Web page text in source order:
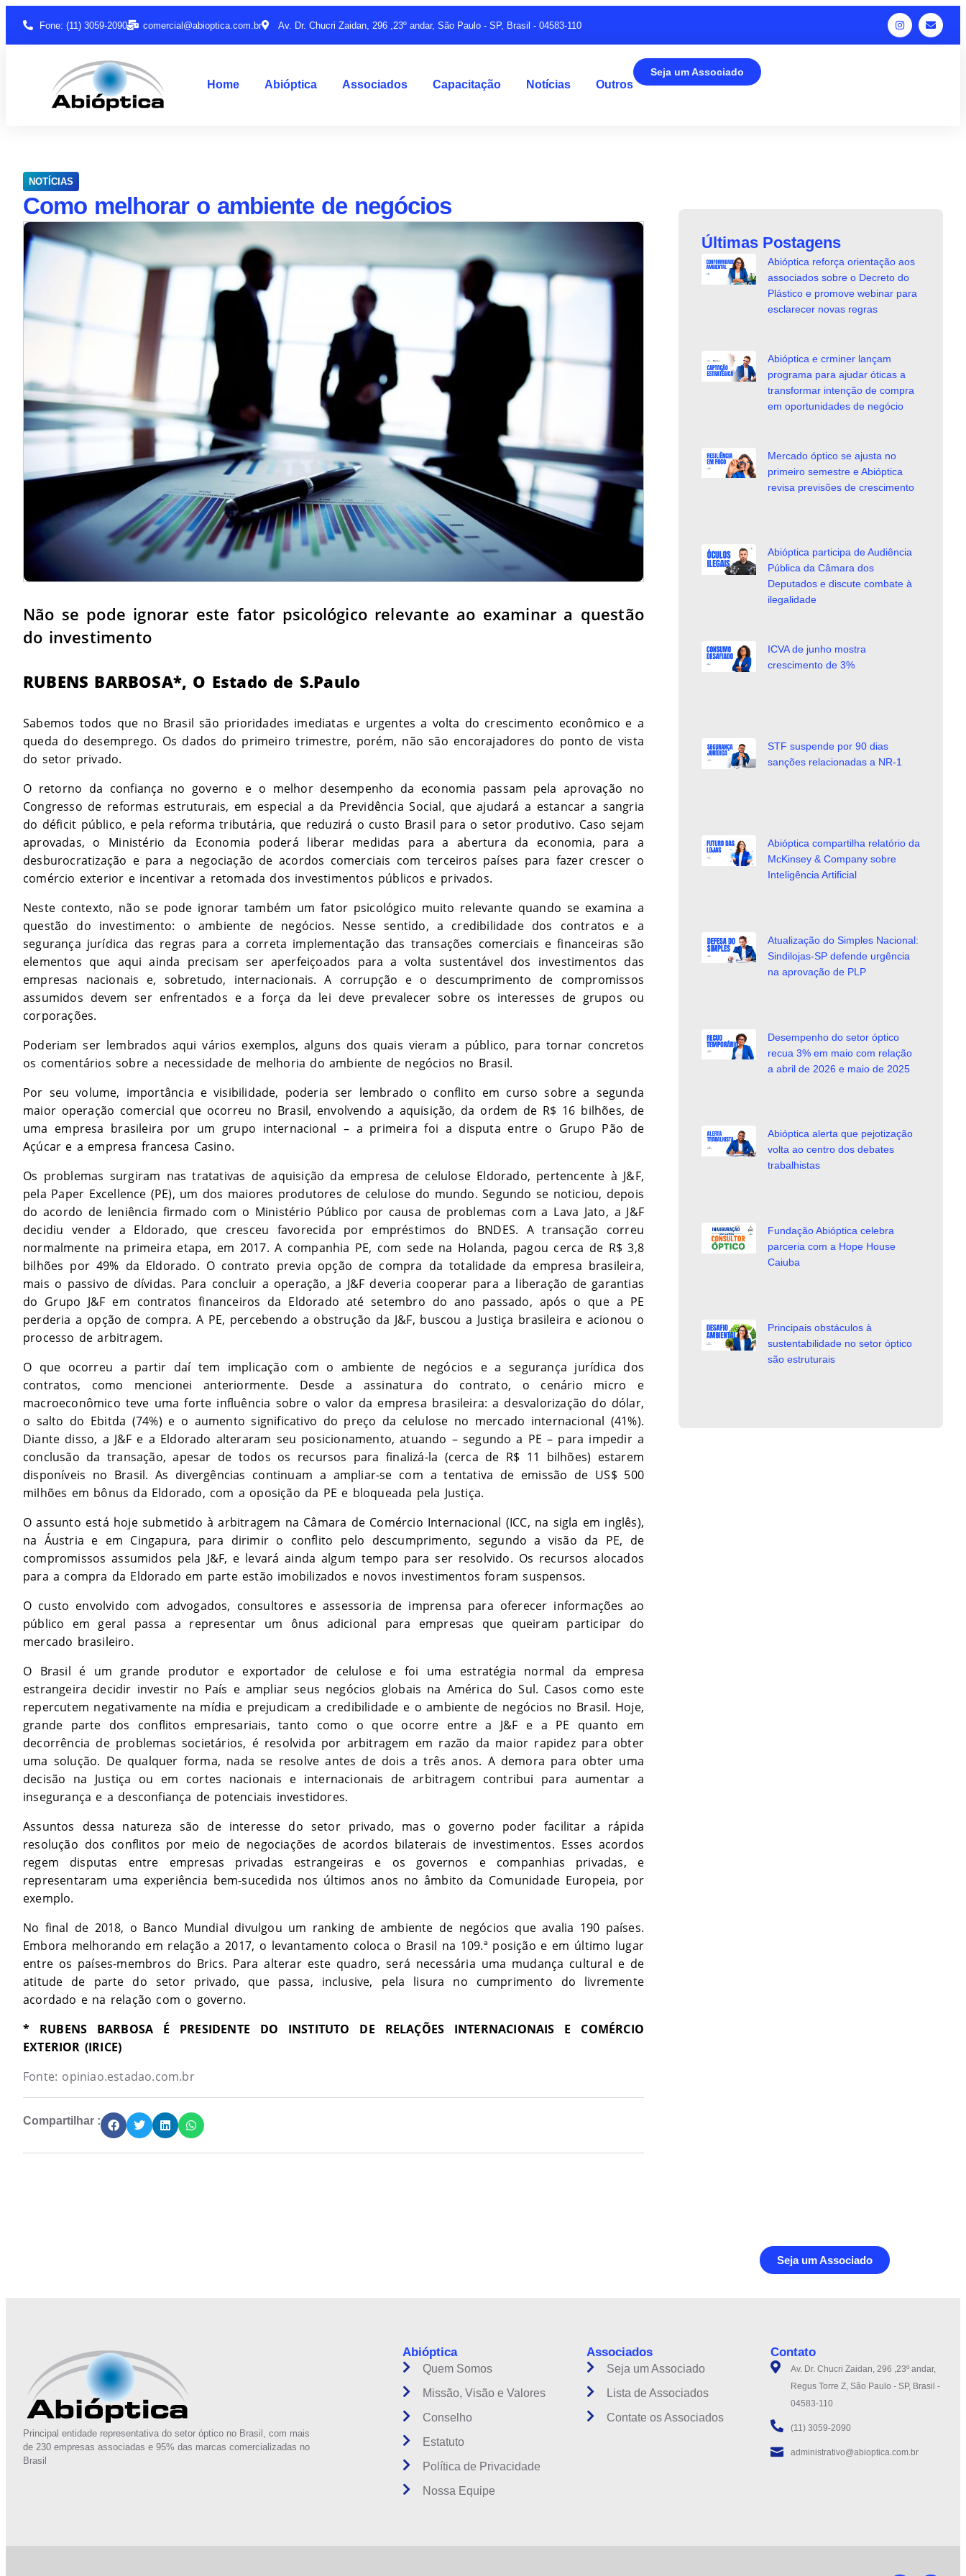
Fone: (11) 3059-2090 comercial@abioptica.com.br Av. Dr. Chucri Zaidan, 296 ,23º andar, São Paulo - SP, Brasil - 04583-110
Home Abióptica Associados Capacitação Notícias Outros
Seja um Associado
NOTÍCIAS
Como melhorar o ambiente de negócios
Não se pode ignorar este fator psicológico relevante ao examinar a questão
do investimento
RUBENS BARBOSA*, O Estado de S.Paulo
Sabemos todos que no Brasil são prioridades imediatas e urgentes a volta do crescimento econômico e a
queda do desemprego. Os dados do primeiro trimestre, porém, não são encorajadores do ponto de vista
do setor privado.
O retorno da confiança no governo e o melhor desempenho da economia passam pela aprovação no
Congresso de reformas estruturais, em especial a da Previdência Social, que ajudará a estancar a sangria
do déficit público, e pela reforma tributária, que reduzirá o custo Brasil para o setor produtivo. Caso sejam
aprovadas, o Ministério da Economia poderá liberar medidas para a abertura da economia, para a
desburocratização e para a negociação de acordos comerciais com terceiros países para fazer crescer o
comércio exterior e incentivar a retomada dos investimentos públicos e privados.
Neste contexto, não se pode ignorar também um fator psicológico muito relevante quando se examina a
questão do investimento: o ambiente de negócios. Nesse sentido, a credibilidade dos contratos e a
segurança jurídica das regras para a correta implementação das transações comerciais e financeiras são
elementos que aqui ainda precisam ser aperfeiçoados para a volta sustentável dos investimentos das
empresas nacionais e, sobretudo, internacionais. A corrupção e o descumprimento de compromissos
assumidos devem ser enfrentados e a força da lei deve prevalecer sobre os interesses de grupos ou
corporações.
Poderiam ser lembrados aqui vários exemplos, alguns dos quais vieram a público, para tornar concretos
os comentários sobre a necessidade de melhoria do ambiente de negócios no Brasil.
Por seu volume, importância e visibilidade, poderia ser lembrado o conflito em curso sobre a segunda
maior operação comercial que ocorreu no Brasil, envolvendo a aquisição, da ordem de R$ 16 bilhões, de
uma empresa brasileira por um grupo internacional – a primeira foi a disputa entre o Grupo Pão de
Açúcar e a empresa francesa Casino.
Os problemas surgiram nas tratativas de aquisição da empresa de celulose Eldorado, pertencente à J&F,
pela Paper Excellence (PE), um dos maiores produtores de celulose do mundo. Segundo se noticiou, depois
do acordo de leniência firmado com o Ministério Público por causa de problemas com a Lava Jato, a J&F
decidiu vender a Eldorado, que cresceu favorecida por empréstimos do BNDES. A transação correu
normalmente na primeira etapa, em 2017. A companhia PE, com sede na Holanda, pagou cerca de R$ 3,8
bilhões por 49% da Eldorado. O contrato previa opção de compra da totalidade da empresa brasileira,
mais o passivo de dívidas. Para concluir a operação, a J&F deveria cooperar para a liberação de garantias
do Grupo J&F em contratos financeiros da Eldorado até setembro do ano passado, após o que a PE
perderia a opção de compra. A PE, percebendo a obstrução da J&F, buscou a Justiça brasileira e acionou o
processo de arbitragem.
O que ocorreu a partir daí tem implicação com o ambiente de negócios e a segurança jurídica dos
contratos, como mencionei anteriormente. Desde a assinatura do contrato, o cenário micro e
macroeconômico teve uma forte influência sobre o valor da empresa brasileira: a desvalorização do dólar,
o salto do Ebitda (74%) e o aumento significativo do preço da celulose no mercado internacional (41%).
Diante disso, a J&F e a Eldorado alteraram seu posicionamento, atuando – segundo a PE – para impedir a
conclusão da transação, apesar de todos os recursos para finalizá-la (cerca de R$ 11 bilhões) estarem
disponíveis no Brasil. As divergências continuam a ampliar-se com a tentativa de emissão de US$ 500
milhões em bônus da Eldorado, com a oposição da PE e bloqueada pela Justiça.
O assunto está hoje submetido à arbitragem na Câmara de Comércio Internacional (ICC, na sigla em inglês),
na Áustria e em Cingapura, para dirimir o conflito pelo descumprimento, segundo a visão da PE, de
compromissos assumidos pela J&F, e levará ainda algum tempo para ser resolvido. Os recursos alocados
para a compra da Eldorado em parte estão imobilizados e novos investimentos foram suspensos.
O custo envolvido com advogados, consultores e assessoria de imprensa para oferecer informações ao
público em geral passa a representar um ônus adicional para empresas que queiram participar do
mercado brasileiro.
O Brasil é um grande produtor e exportador de celulose e foi uma estratégia normal da empresa
estrangeira decidir investir no País e ampliar seus negócios globais na América do Sul. Casos como este
repercutem negativamente na mídia e prejudicam a credibilidade e o ambiente de negócios no Brasil. Hoje,
grande parte dos conflitos empresariais, tanto como o que ocorre entre a J&F e a PE quanto em
decorrência de problemas societários, é resolvida por arbitragem em razão da maior rapidez para obter
uma solução. De qualquer forma, nada se resolve antes de dois a três anos. A demora para obter uma
decisão na Justiça ou em cortes nacionais e internacionais de arbitragem contribui para aumentar a
insegurança e a desconfiança de potenciais investidores.
Assuntos dessa natureza são de interesse do setor privado, mas o governo poder facilitar a rápida
resolução dos conflitos por meio de negociações de acordos bilaterais de investimentos. Esses acordos
regem disputas entre empresas privadas estrangeiras e os governos e companhias privadas, e
representaram uma experiência bem-sucedida nos últimos anos no âmbito da Comunidade Europeia, por
exemplo.
No final de 2018, o Banco Mundial divulgou um ranking de ambiente de negócios que avalia 190 países.
Embora melhorando em relação a 2017, o levantamento coloca o Brasil na 109.ª posição e em último lugar
entre os países-membros do Brics. Para alterar este quadro, será necessária uma mudança cultural e de
atitude de parte do setor privado, que passa, inclusive, pela lisura no cumprimento do livremente
acordado e na relação com o governo.
* RUBENS BARBOSA É PRESIDENTE DO INSTITUTO DE RELAÇÕES INTERNACIONAIS E COMÉRCIO
EXTERIOR (IRICE)
Fonte: opiniao.estadao.com.br
Compartilhar :
Últimas Postagens
Abióptica reforça orientação aos
associados sobre o Decreto do
Plástico e promove webinar para
esclarecer novas regras
Abióptica e crminer lançam
programa para ajudar óticas a
transformar intenção de compra
em oportunidades de negócio
Mercado óptico se ajusta no
primeiro semestre e Abióptica
revisa previsões de crescimento
Abióptica participa de Audiência
Pública da Câmara dos
Deputados e discute combate à
ilegalidade
ICVA de junho mostra
crescimento de 3%
STF suspende por 90 dias
sanções relacionadas a NR-1
Abióptica compartilha relatório da
McKinsey & Company sobre
Inteligência Artificial
Atualização do Simples Nacional:
Sindilojas-SP defende urgência
na aprovação de PLP
Desempenho do setor óptico
recua 3% em maio com relação
a abril de 2026 e maio de 2025
Abióptica alerta que pejotização
volta ao centro dos debates
trabalhistas
Fundação Abióptica celebra
parceria com a Hope House
Caiuba
Principais obstáculos à
sustentabilidade no setor óptico
são estruturais
Seja um Associado
Principal entidade representativa do setor óptico no Brasil, com mais
de 230 empresas associadas e 95% das marcas comercializadas no
Brasil
Abióptica
Quem Somos
Missão, Visão e Valores
Conselho
Estatuto
Política de Privacidade
Nossa Equipe
Associados
Seja um Associado
Lista de Associados
Contate os Associados
Contato
Av. Dr. Chucri Zaidan, 296 ,23º andar,
Regus Torre Z, São Paulo - SP, Brasil -
04583-110
(11) 3059-2090
administrativo@abioptica.com.br